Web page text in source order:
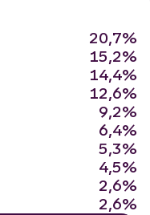
20,7%
15,2%
14,4%
12,6%
9,2%
6,4%
5,3%
4,5%
2,6%
2,6%